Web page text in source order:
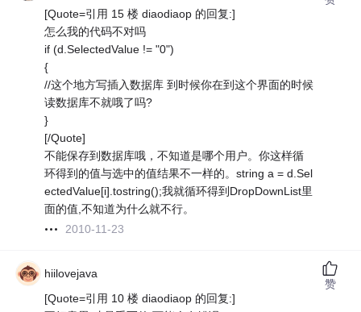
[Quote=引用 15 楼 diaodiaop 的回复:]
怎么我的代码不对吗
if (d.SelectedValue != "0")
{
//这个地方写插入数据库 到时候你在到这个界面的时候
读数据库不就哦了吗?
}
[/Quote]
不能保存到数据库哦，不知道是哪个用户。你这样循
环得到的值与选中的值结果不一样的。string a = d.Sel
ectedValue[i].tostring();我就循环得到DropDownList里
面的值,不知道为什么就不行。
2010-11-23
hiilovejava
[Quote=引用 10 楼 diaodiaop 的回复:]
赞